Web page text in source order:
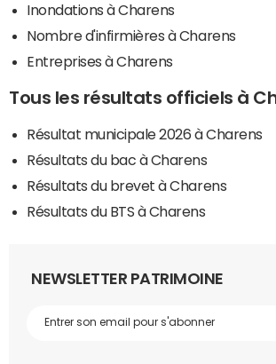
Inondations à Charens
Nombre d'infirmières à Charens
Entreprises à Charens
Tous les résultats officiels à
Résultat municipale 2026 à Charens
Résultats du bac à Charens
Résultats du brevet à Charens
Résultats du BTS à Charens
NEWSLETTER PATRIMOINE